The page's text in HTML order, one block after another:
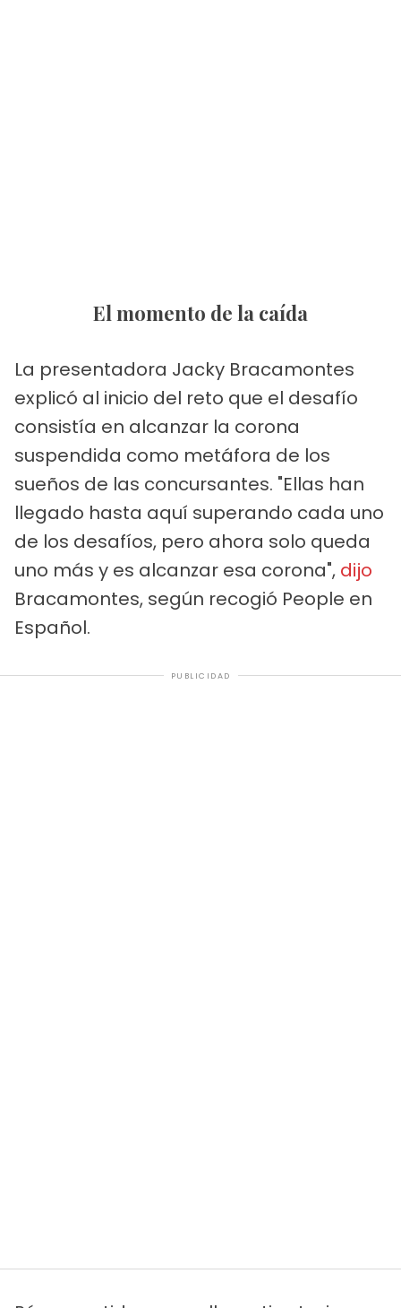
El momento de la caída
La presentadora Jacky Bracamontes
explicó al inicio del reto que el desafío
consistía en alcanzar la corona
suspendida como metáfora de los
sueños de las concursantes. "Ellas han
llegado hasta aquí superando cada uno
de los desafíos, pero ahora solo queda
uno más y es alcanzar esa corona", dijo
Bracamontes, según recogió People en
Español.
PUBLICIDAD